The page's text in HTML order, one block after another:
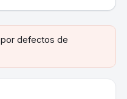
por defectos de